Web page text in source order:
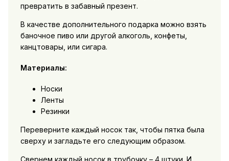
превратить в забавный презент.
В качестве дополнительного подарка можно взять
баночное пиво или другой алкоголь, конфеты,
канцтовары, или сигара.
Материалы:
Носки
Ленты
Резинки
Переверните каждый носок так, чтобы пятка была
сверху и загладьте его следующим образом.
Свернем каждый носок в трубочку – 4 штуки. И